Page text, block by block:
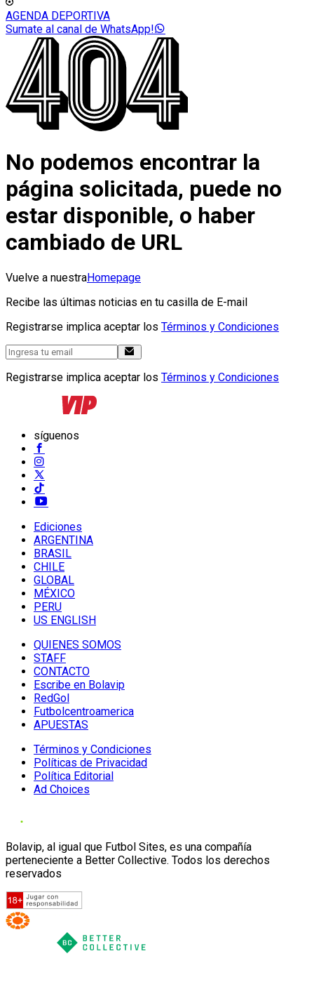
AGENDA DEPORTIVA
Sumate al canal de WhatsApp!
No podemos encontrar la
página solicitada, puede no
estar disponible, o haber
cambiado de URL
Vuelve a nuestraHomepage
Recibe las últimas noticias en tu casilla de E-mail
Registrarse implica aceptar los Términos y Condiciones
Registrarse implica aceptar los Términos y Condiciones
síguenos
Ediciones
ARGENTINA
BRASIL
CHILE
GLOBAL
MÉXICO
PERU
US ENGLISH
QUIENES SOMOS
STAFF
CONTACTO
Escribe en Bolavip
RedGol
Futbolcentroamerica
APUESTAS
Términos y Condiciones
Políticas de Privacidad
Política Editorial
Ad Choices
Bolavip, al igual que Futbol Sites, es una compañía
perteneciente a Better Collective. Todos los derechos
reservados